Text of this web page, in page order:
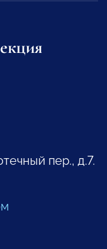
пер., д.7.